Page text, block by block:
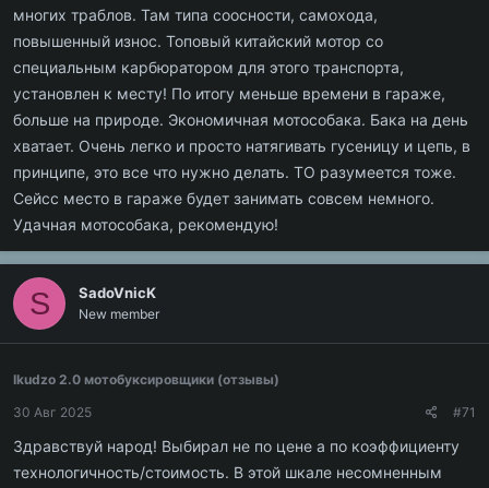
многих траблов. Там типа соосности, самохода,
повышенный износ. Топовый китайский мотор со
специальным карбюратором для этого транспорта,
установлен к месту! По итогу меньше времени в гараже,
больше на природе. Экономичная мотособака. Бака на день
хватает. Очень легко и просто натягивать гусеницу и цепь, в
принципе, это все что нужно делать. ТО разумеется тоже.
Сейсс место в гараже будет занимать совсем немного.
Удачная мотособака, рекомендую!
S SadoVnicK
New member
Ikudzo 2.0 мотобуксировщики (отзывы)
30 Авг 2025
#71
Здравствуй народ! Выбирал не по цене а по коэффициенту
технологичность/стоимость. В этой шкале несомненным